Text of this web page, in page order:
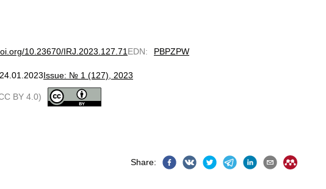
10.23670/IRJ.2023.127.71 EDN: PBPZPW
24.01.2023Issue: № 1 (127), 2023
BY 4.0)
Share: